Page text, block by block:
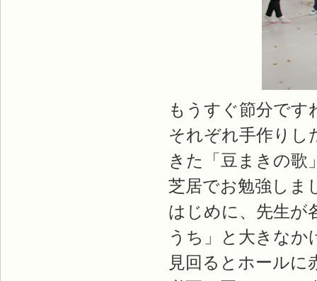
もうすぐ節分です
それぞれ手作りし
きた「豆まきの歌
芝居でお勉強しま
はじめに、先生が
うち」と大きな
見回るとホールに